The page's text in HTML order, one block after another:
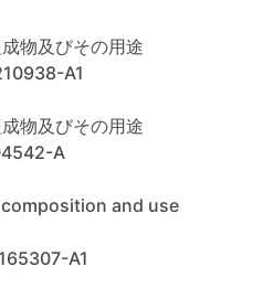
物及びその用途
A1
物及びその用途
A
and use
A1